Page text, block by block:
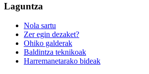
Laguntza
Nola sartu
Zer egin dezaket?
Ohiko galderak
Baldintza teknikoak
Harremanetarako bideak